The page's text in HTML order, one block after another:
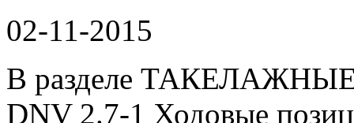
02-11-2015
В разделе
DNV 2.7-1 Ходовые